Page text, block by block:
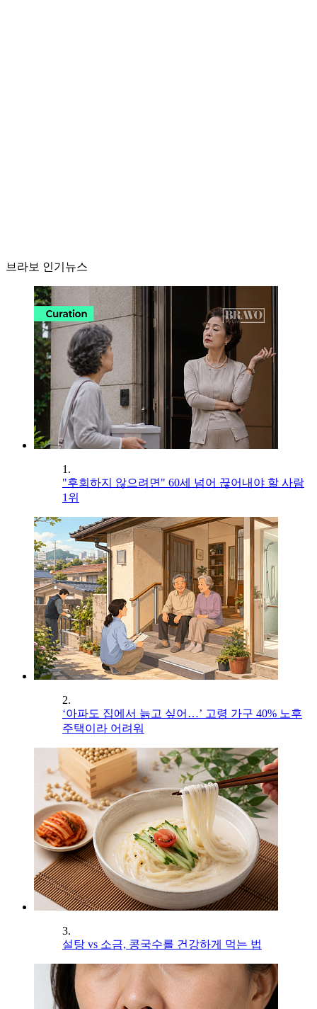
브라보 인기뉴스
1.
"후회하지 않으려면" 60세 넘어 끊어내야 할 사람
1위
2.
‘아파도 집에서 늙고 싶어…’ 고령 가구 40% 노후
주택이라 어려워
3.
설탕 vs 소금, 콩국수를 건강하게 먹는 법